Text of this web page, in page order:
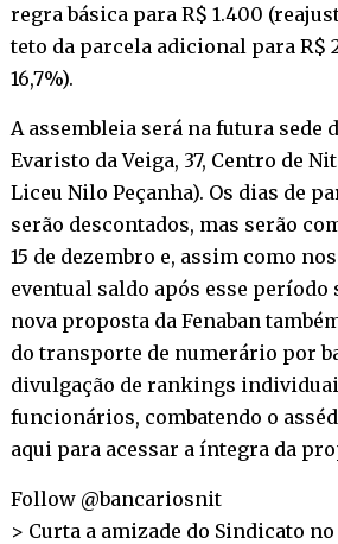
regra básica para R$ 1.400
teto da parcela adicional para R$
16,7%).
A assembleia será na futura sede
Evaristo da Veiga, 37, Centro de
Liceu Nilo Peçanha). Os dias de
serão descontados, mas serão
15 de dezembro e, assim como
eventual saldo após esse período
nova proposta da Fenaban
do transporte de numerário por
divulgação de rankings
funcionários, combatendo o
aqui para acessar a íntegra da
Follow @bancariosnit
> Curta a amizade do Sindicato no